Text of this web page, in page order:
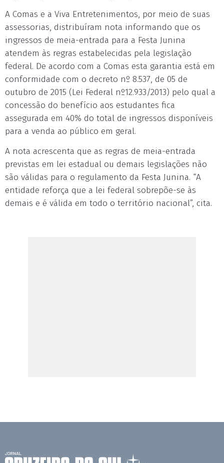
A Comas e a Viva Entretenimentos, por meio de suas
assessorias, distribuíram nota informando que os
ingressos de meia-entrada para a Festa Junina
atendem às regras estabelecidas pela legislação
federal. De acordo com a Comas esta garantia está em
conformidade com o decreto nº 8.537, de 05 de
outubro de 2015 (Lei Federal nº12.933/2013) pelo qual a
concessão do benefício aos estudantes fica
assegurada em 40% do total de ingressos disponíveis
para a venda ao público em geral.
A nota acrescenta que as regras de meia-entrada
previstas em lei estadual ou demais legislações não
são válidas para o regulamento da Festa Junina. “A
entidade reforça que a lei federal sobrepõe-se às
demais e é válida em todo o território nacional”, cita.